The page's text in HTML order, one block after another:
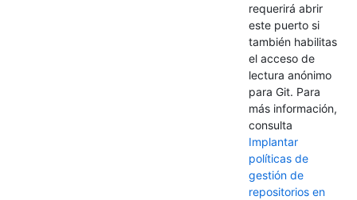
requerirá abrir
este puerto si
también habilitas
el acceso de
lectura anónimo
para Git. Para
más información,
consulta
Implantar
políticas de
gestión de
repositorios en